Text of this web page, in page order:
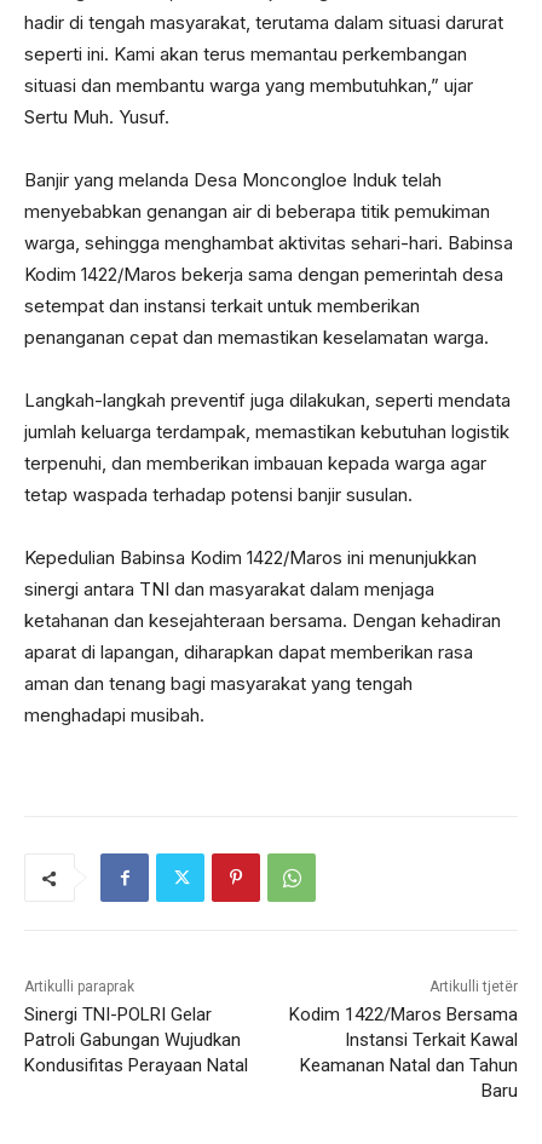
hadir di tengah masyarakat, terutama dalam situasi darurat
seperti ini. Kami akan terus memantau perkembangan
situasi dan membantu warga yang membutuhkan,” ujar
Sertu Muh. Yusuf.
Banjir yang melanda Desa Moncongloe Induk telah
menyebabkan genangan air di beberapa titik pemukiman
warga, sehingga menghambat aktivitas sehari-hari. Babinsa
Kodim 1422/Maros bekerja sama dengan pemerintah desa
setempat dan instansi terkait untuk memberikan
penanganan cepat dan memastikan keselamatan warga.
Langkah-langkah preventif juga dilakukan, seperti mendata
jumlah keluarga terdampak, memastikan kebutuhan logistik
terpenuhi, dan memberikan imbauan kepada warga agar
tetap waspada terhadap potensi banjir susulan.
Kepedulian Babinsa Kodim 1422/Maros ini menunjukkan
sinergi antara TNI dan masyarakat dalam menjaga
ketahanan dan kesejahteraan bersama. Dengan kehadiran
aparat di lapangan, diharapkan dapat memberikan rasa
aman dan tenang bagi masyarakat yang tengah
menghadapi musibah.
Artikulli paraprak
Sinergi TNI-POLRI Gelar
Patroli Gabungan Wujudkan
Kondusifitas Perayaan Natal
Artikulli tjetër
Kodim 1422/Maros Bersama
Instansi Terkait Kawal
Keamanan Natal dan Tahun
Baru